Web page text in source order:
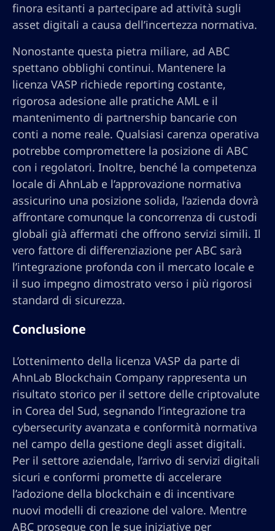
finora esitanti a partecipare ad attività sugli
asset digitali a causa dell’incertezza normativa.
Nonostante questa pietra miliare, ad ABC
spettano obblighi continui. Mantenere la
licenza VASP richiede reporting costante,
rigorosa adesione alle pratiche AML e il
mantenimento di partnership bancarie con
conti a nome reale. Qualsiasi carenza operativa
potrebbe compromettere la posizione di ABC
con i regolatori. Inoltre, benché la competenza
locale di AhnLab e l’approvazione normativa
assicurino una posizione solida, l’azienda dovrà
affrontare comunque la concorrenza di custodi
globali già affermati che offrono servizi simili. Il
vero fattore di differenziazione per ABC sarà
l’integrazione profonda con il mercato locale e
il suo impegno dimostrato verso i più rigorosi
standard di sicurezza.
Conclusione
L’ottenimento della licenza VASP da parte di
AhnLab Blockchain Company rappresenta un
risultato storico per il settore delle criptovalute
in Corea del Sud, segnando l’integrazione tra
cybersecurity avanzata e conformità normativa
nel campo della gestione degli asset digitali.
Per il settore aziendale, l’arrivo di servizi digitali
sicuri e conformi promette di accelerare
l’adozione della blockchain e di incentivare
nuovi modelli di creazione del valore. Mentre
ABC prosegue con le sue iniziative per